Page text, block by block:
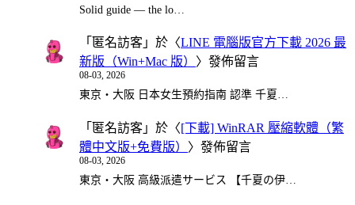
Solid guide — the lo…
「 匿名訪客 」於〈LINE 電腦版官方下載 2026 最
新版（Win+Mac 版） 〉發佈留言
08-03, 2026
東京・大阪 日本女生預約指南 認準 千夏…
「 匿名訪客 」於〈[下載] WinRAR 壓縮軟體（繁
體中文版+免費版） 〉發佈留言
08-03, 2026
東京・大阪 高級派遣サービス 【千夏の伊…